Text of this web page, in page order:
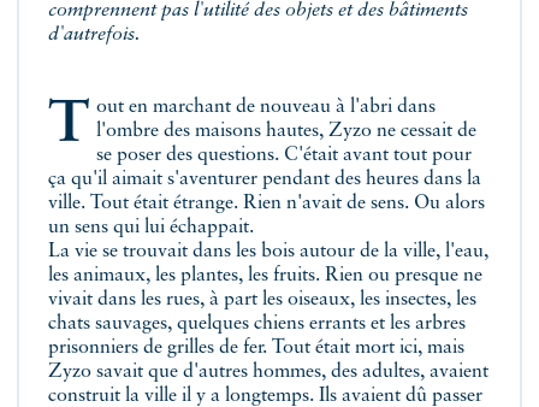
comprennent pas l'utilité des objets et des bâtiments
d'autrefois.
Tout en marchant de nouveau à l'abri dans l'ombre des maisons hautes, Zyzo ne cessait de
se poser des questions. C'était avant tout pour
ça qu'il aimait s'aventurer pendant des heures dans la
ville. Tout était étrange. Rien n'avait de sens. Ou alors
un sens qui lui échappait.
La vie se trouvait dans les bois autour de la ville, l'eau,
les animaux, les plantes, les fruits. Rien ou presque ne
vivait dans les rues, à part les oiseaux, les insectes, les
chats sauvages, quelques chiens errants et les arbres
prisonniers de grilles de fer. Tout était mort ici, mais
Zyzo savait que d'autres hommes, des adultes, avaient
construit la ville il y a longtemps. Ils avaient dû passer